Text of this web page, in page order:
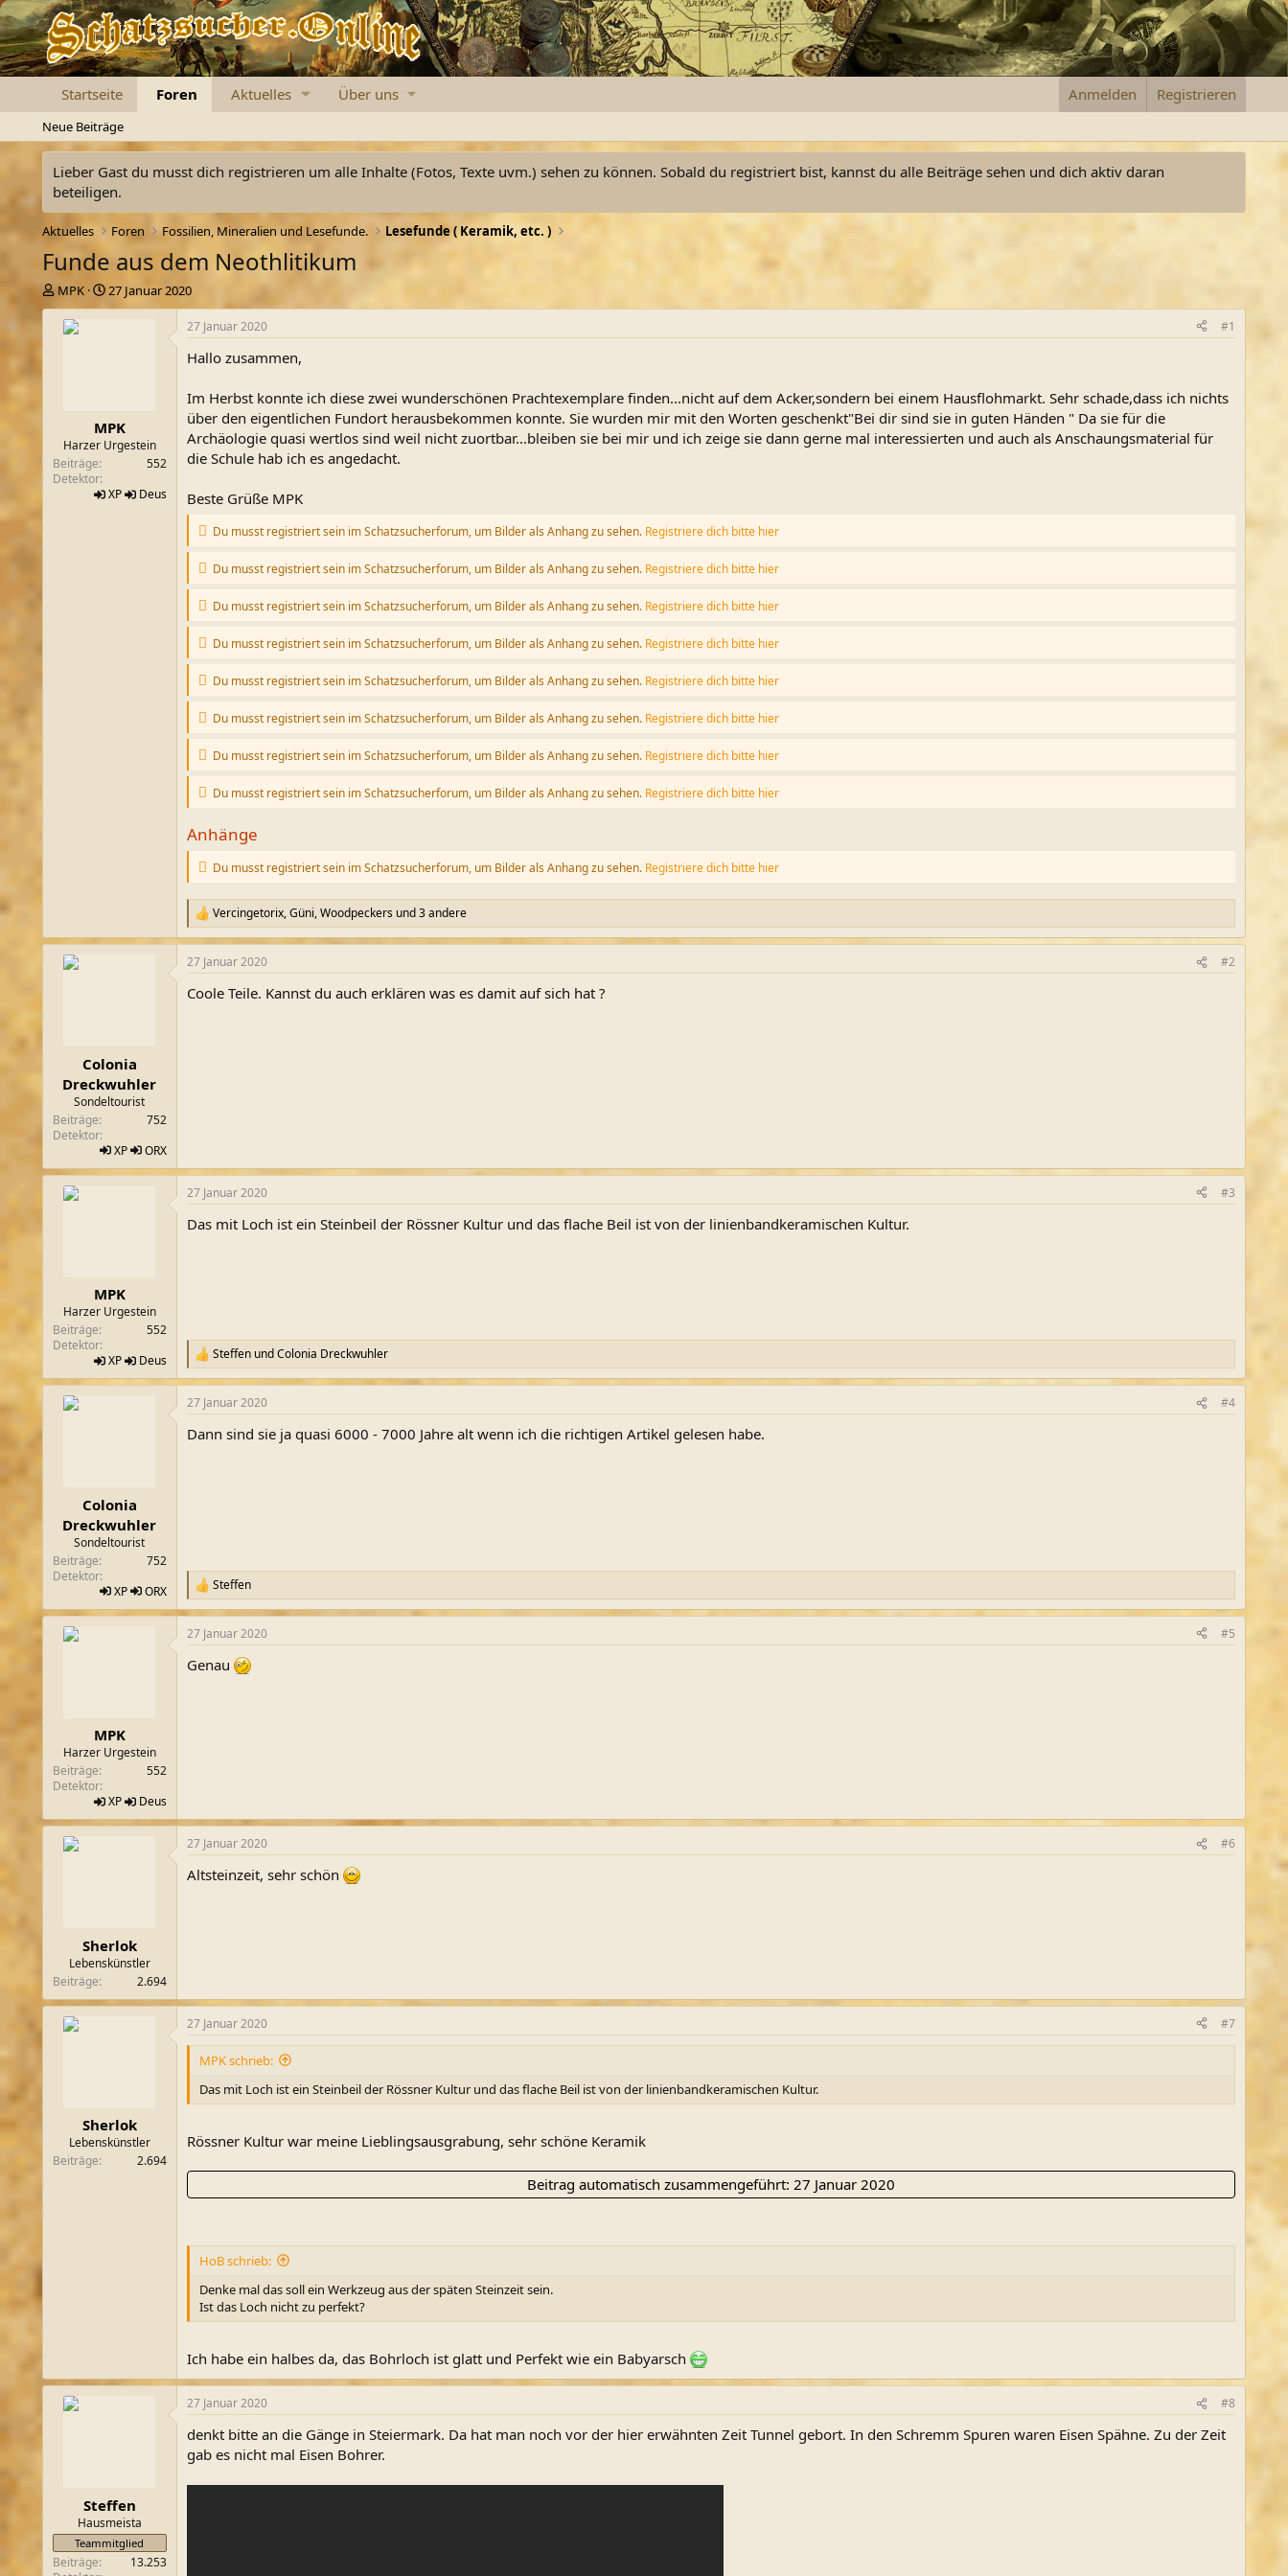
Startseite Foren Aktuelles Über uns Anmelden Registrieren
Neue Beiträge
Lieber Gast du musst dich registrieren um alle Inhalte (Fotos, Texte uvm.) sehen zu können. Sobald du registriert bist, kannst du alle Beiträge sehen und dich aktiv daran
beteiligen.
Aktuelles Foren Fossilien, Mineralien und Lesefunde. Lesefunde ( Keramik, etc. )
Funde aus dem Neothlitikum
E
r
MPK
E
r
a
m
27 Januar 2020
MPK
Harzer Urgestein
Beiträge
552
Detektor
XP
Deus
27 Januar 2020 #1
Hallo zusammen,
Im Herbst konnte ich diese zwei wunderschönen Prachtexemplare finden...nicht auf dem Acker,sondern bei einem Hausflohmarkt. Sehr schade,dass ich nichts
über den eigentlichen Fundort herausbekommen konnte. Sie wurden mir mit den Worten geschenkt"Bei dir sind sie in guten Händen " Da sie für die
Archäologie quasi wertlos sind weil nicht zuortbar...bleiben sie bei mir und ich zeige sie dann gerne mal interessierten und auch als Anschaungsmaterial für
die Schule hab ich es angedacht.
Beste Grüße MPK
Du musst registriert sein im Schatzsucherforum, um Bilder als Anhang zu sehen. Registriere dich bitte hier
Du musst registriert sein im Schatzsucherforum, um Bilder als Anhang zu sehen. Registriere dich bitte hier
Du musst registriert sein im Schatzsucherforum, um Bilder als Anhang zu sehen. Registriere dich bitte hier
Du musst registriert sein im Schatzsucherforum, um Bilder als Anhang zu sehen. Registriere dich bitte hier
Du musst registriert sein im Schatzsucherforum, um Bilder als Anhang zu sehen. Registriere dich bitte hier
Du musst registriert sein im Schatzsucherforum, um Bilder als Anhang zu sehen. Registriere dich bitte hier
Du musst registriert sein im Schatzsucherforum, um Bilder als Anhang zu sehen. Registriere dich bitte hier
Du musst registriert sein im Schatzsucherforum, um Bilder als Anhang zu sehen. Registriere dich bitte hier
Anhänge
Du musst registriert sein im Schatzsucherforum, um Bilder als Anhang zu sehen. Registriere dich bitte hier
R
e
a
k
i
Vercingetorix,Güni,Woodpeckersund 3 andere
Colonia
Dreckwuhler
Sondeltourist
Beiträge
752
Detektor
XP
ORX
27 Januar 2020 #2
Coole Teile. Kannst du auch erklären was es damit auf sich hat ?
MPK
Harzer Urgestein
Beiträge
552
Detektor
XP
Deus
27 Januar 2020 #3
Das mit Loch ist ein Steinbeil der Rössner Kultur und das flache Beil ist von der linienbandkeramischen Kultur.
R
e
a
k
i
SteffenundColonia Dreckwuhler
Colonia
Dreckwuhler
Sondeltourist
Beiträge
752
Detektor
XP
ORX
27 Januar 2020 #4
Dann sind sie ja quasi 6000 - 7000 Jahre alt wenn ich die richtigen Artikel gelesen habe.
R
e
a
k
i
Steffen
MPK
Harzer Urgestein
Beiträge
552
Detektor
XP
Deus
27 Januar 2020 #5
Genau
Sherlok
Lebenskünstler
Beiträge
2.694
27 Januar 2020 #6
Altsteinzeit, sehr schön
Sherlok
Lebenskünstler
Beiträge
2.694
27 Januar 2020 #7
MPK schrieb:
Das mit Loch ist ein Steinbeil der Rössner Kultur und das flache Beil ist von der linienbandkeramischen Kultur.
Rössner Kultur war meine Lieblingsausgrabung, sehr schöne Keramik
Beitrag automatisch zusammengeführt: 27 Januar 2020
HoB schrieb:
Denke mal das soll ein Werkzeug aus der späten Steinzeit sein.
Ist das Loch nicht zu perfekt?
Ich habe ein halbes da, das Bohrloch ist glatt und Perfekt wie ein Babyarsch
Steffen
Hausmeista
Teammitglied
Beiträge
13.253
27 Januar 2020 #8
denkt bitte an die Gänge in Steiermark. Da hat man noch vor der hier erwähnten Zeit Tunnel gebort. In den Schremm Spuren waren Eisen Spähne. Zu der Zeit
gab es nicht mal Eisen Bohrer.